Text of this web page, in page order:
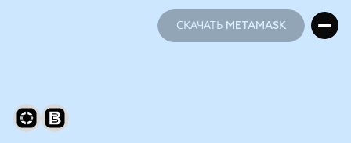
СКАЧАТЬ METAMASK